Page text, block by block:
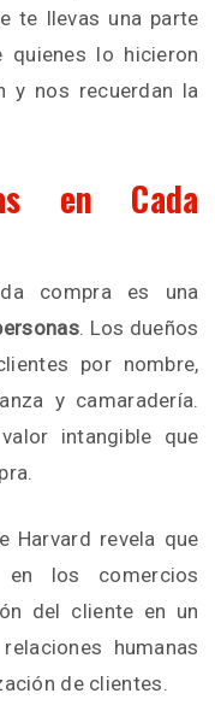
te llevas una parte
quienes lo hicieron
y nos recuerdan la
en Cada
compra es una
. Los dueños
por nombre,
y camaradería.
intangible que
Harvard revela que
en los comercios
del cliente en un
humanas
de clientes.